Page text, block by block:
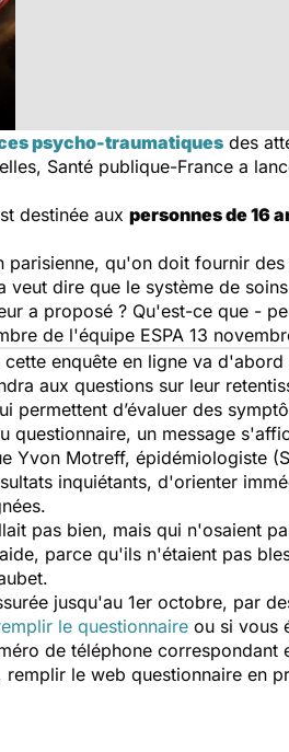
psycho-traumatiques des
Santé publique-France a
destinée aux personnes de 16
qu'on doit fournir
dire que le système de
a proposé ? Qu'est-ce que -
de l'équipe ESPA 13
enquête en ligne va
aux questions sur leur
permettent d’évaluer des
questionnaire, un message
Yvon Motreff, épidémiologiste
inquiétants, d'orienter
pas bien, mais qui n'osaient
parce qu'ils n'étaient pas
jusqu'au 1er octobre, par
le questionnaire ou si vous
de téléphone correspondant
le web questionnaire en